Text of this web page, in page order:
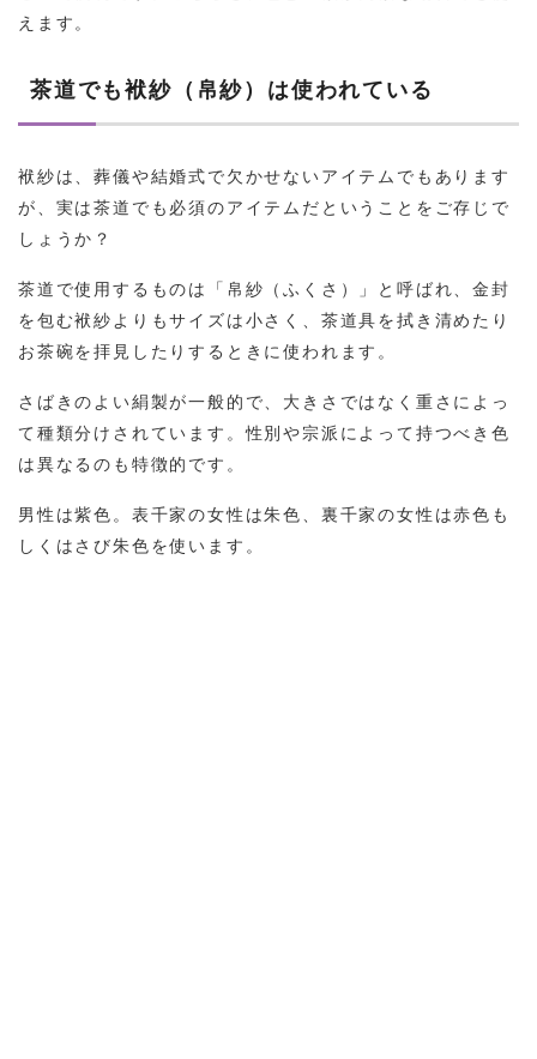
えます。
茶道でも袱紗（帛紗）は使われている
袱紗は、葬儀や結婚式で欠かせないアイテムでもあります
が、実は茶道でも必須のアイテムだということをご存じで
しょうか？
茶道で使用するものは「帛紗（ふくさ）」と呼ばれ、金封
を包む袱紗よりもサイズは小さく、茶道具を拭き清めたり
お茶碗を拝見したりするときに使われます。
さばきのよい絹製が一般的で、大きさではなく重さによっ
て種類分けされています。性別や宗派によって持つべき色
は異なるのも特徴的です。
男性は紫色。表千家の女性は朱色、裏千家の女性は赤色も
しくはさび朱色を使います。